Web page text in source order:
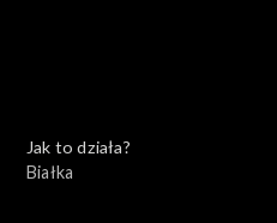
Jak to działa?
Białka